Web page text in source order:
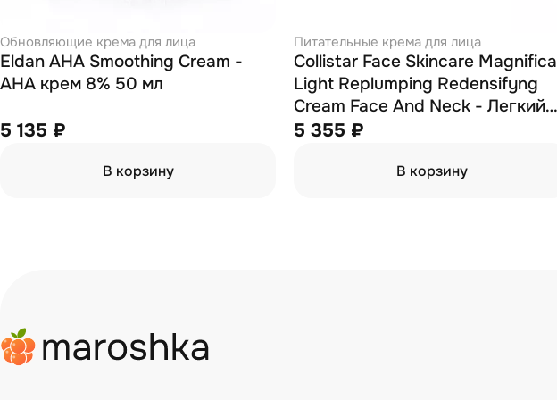
Обновляющие крема для лица
Eldan AHA Smoothing Cream -
АНА крем 8% 50 мл
5 135 ₽
В корзину
Питательные крема для лица
Collistar Face Skincare Magnifica
Light Replumping Redensifyng
Cream Face And Neck - Легкий
восстанавливающий
кожи лица и декольте 50 мл
5 355 ₽
В корзину